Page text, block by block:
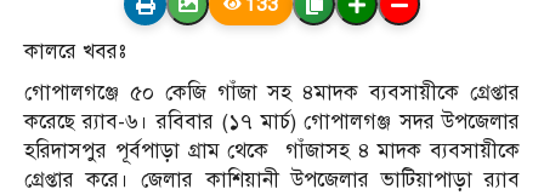
কালরে খবরঃ
গোপালগঞ্জে ৫০ কেজি গাঁজা সহ ৪মাদক ব্যবসায়ীকে গ্রেপ্তার
করেছে র‌্যাব-৬। রবিবার (১৭ মার্চ) গোপালগঞ্জ সদর উপজেলার
হরিদাসপুর পূর্বপাড়া গ্রাম থেকে গাঁজাসহ ৪ মাদক ব্যবসায়ীকে
গ্রেপ্তার করে। জেলার কাশিয়ানী উপজেলার ভাটিয়াপাড়া র‌্যাব